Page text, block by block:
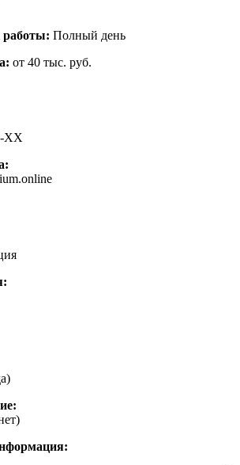
Полный день
от 40 тыс. руб.
ХХ